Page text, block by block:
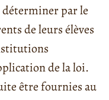
déterminer par le
de leurs élèves
de la loi.
être fournies au